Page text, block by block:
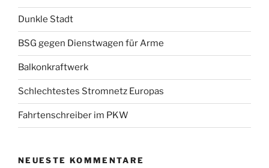
Dunkle Stadt
BSG gegen Dienstwagen für Arme
Balkonkraftwerk
Schlechtestes Stromnetz Europas
Fahrtenschreiber im PKW
NEUESTE KOMMENTARE